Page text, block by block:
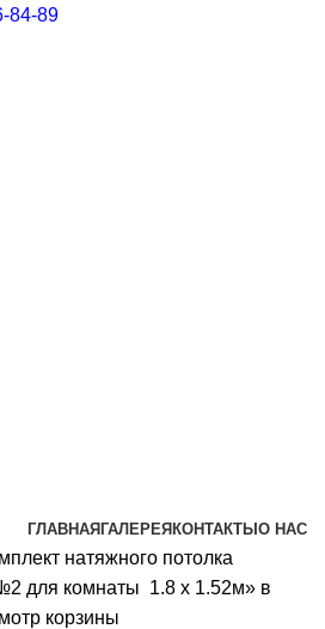
84-89
ГЛАВНАЯГАЛЕРЕЯКОНТАКТЫО НАС
натяжного потолка
для комнаты 1.8 х 1.52м» в
корзины